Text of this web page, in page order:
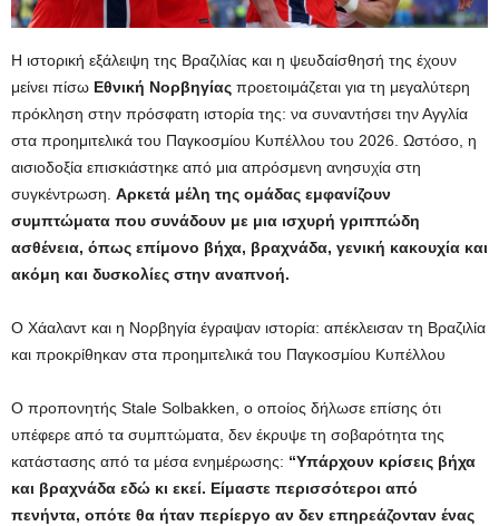
Η ιστορική εξάλειψη της Βραζιλίας και η ψευδαίσθησή της έχουν
μείνει πίσω Εθνική Νορβηγίας προετοιμάζεται για τη μεγαλύτερη
πρόκληση στην πρόσφατη ιστορία της: να συναντήσει την Αγγλία
στα προημιτελικά του Παγκοσμίου Κυπέλλου του 2026. Ωστόσο, η
αισιοδοξία επισκιάστηκε από μια απρόσμενη ανησυχία στη
συγκέντρωση. Αρκετά μέλη της ομάδας εμφανίζουν
συμπτώματα που συνάδουν με μια ισχυρή γριππώδη
ασθένεια, όπως επίμονο βήχα, βραχνάδα, γενική κακουχία και
ακόμη και δυσκολίες στην αναπνοή.
Ο Χάαλαντ και η Νορβηγία έγραψαν ιστορία: απέκλεισαν τη Βραζιλία
και προκρίθηκαν στα προημιτελικά του Παγκοσμίου Κυπέλλου
Ο προπονητής Stale Solbakken, ο οποίος δήλωσε επίσης ότι
υπέφερε από τα συμπτώματα, δεν έκρυψε τη σοβαρότητα της
κατάστασης από τα μέσα ενημέρωσης: “Υπάρχουν κρίσεις βήχα
και βραχνάδα εδώ κι εκεί. Είμαστε περισσότεροι από
πενήντα, οπότε θα ήταν περίεργο αν δεν επηρεάζονταν ένας